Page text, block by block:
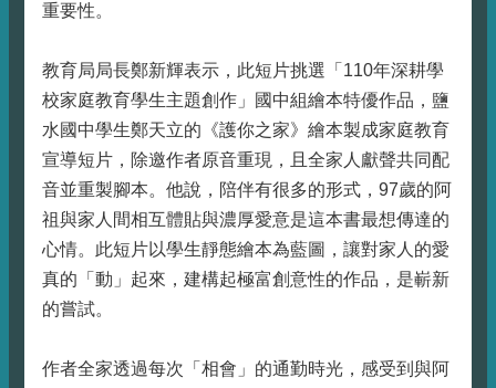
重要性。
教育局局長鄭新輝表示，此短片挑選「110年深耕學
校家庭教育學生主題創作」國中組繪本特優作品，鹽
水國中學生鄭天立的《護你之家》繪本製成家庭教育
宣導短片，除邀作者原音重現，且全家人獻聲共同配
音並重製腳本。他說，陪伴有很多的形式，97歲的阿
祖與家人間相互體貼與濃厚愛意是這本書最想傳達的
心情。此短片以學生靜態繪本為藍圖，讓對家人的愛
真的「動」起來，建構起極富創意性的作品，是嶄新
的嘗試。
作者全家透過每次「相會」的通勤時光，感受到與阿